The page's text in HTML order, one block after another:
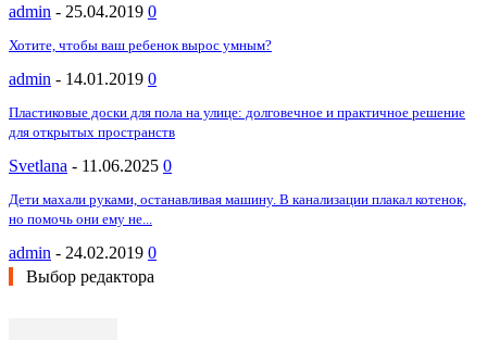
admin - 25.04.2019 0
Хотите, чтобы ваш ребенок вырос умным?
admin - 14.01.2019 0
Пластиковые доски для пола на улице: долговечное и практичное решение
для открытых пространств
Svetlana - 11.06.2025 0
Дети махали руками, останавливая машину. В канализации плакал котенок,
но помочь они ему не...
admin - 24.02.2019 0
Выбор редактора